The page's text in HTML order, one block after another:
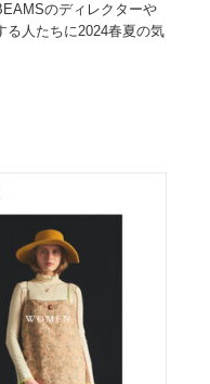
のディレクターや
る人たちに2024春夏の気